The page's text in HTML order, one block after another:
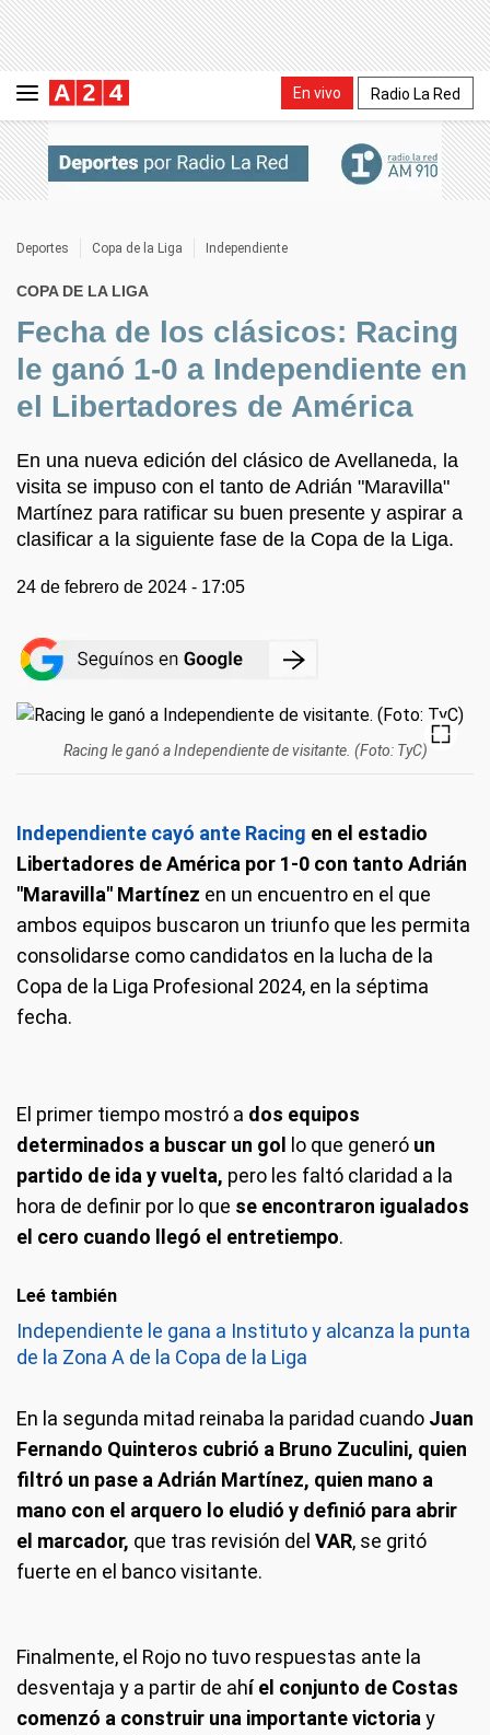
En vivo Radio La Red
Deportes Copa de la Liga Independiente
COPA DE LA LIGA
Fecha de los clásicos: Racing
le ganó 1-0 a Independiente en
el Libertadores de América
En una nueva edición del clásico de Avellaneda, la
visita se impuso con el tanto de Adrián "Maravilla"
Martínez para ratificar su buen presente y aspirar a
clasificar a la siguiente fase de la Copa de la Liga.
24 de febrero de 2024 - 17:05
Racing le ganó a Independiente de visitante. (Foto: TyC)
Independiente cayó ante Racing en el estadio
Libertadores de América por 1-0 con tanto Adrián
"Maravilla" Martínez en un encuentro en el que
ambos equipos buscaron un triunfo que les permita
consolidarse como candidatos en la lucha de la
Copa de la Liga Profesional 2024, en la séptima
fecha.
El primer tiempo mostró a dos equipos
determinados a buscar un gol lo que generó un
partido de ida y vuelta, pero les faltó claridad a la
hora de definir por lo que se encontraron igualados
el cero cuando llegó el entretiempo.
Leé también
Independiente le gana a Instituto y alcanza la punta
de la Zona A de la Copa de la Liga
En la segunda mitad reinaba la paridad cuando Juan
Fernando Quinteros cubrió a Bruno Zuculini, quien
filtró un pase a Adrián Martínez, quien mano a
mano con el arquero lo eludió y definió para abrir
el marcador, que tras revisión del VAR, se gritó
fuerte en el banco visitante.
Finalmente, el Rojo no tuvo respuestas ante la
desventaja y a partir de ahí el conjunto de Costas
comenzó a construir una importante victoria y